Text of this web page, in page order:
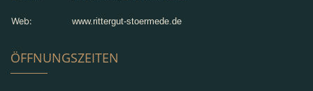
Web: www.rittergut-stoermede.de
ÖFFNUNGSZEITEN